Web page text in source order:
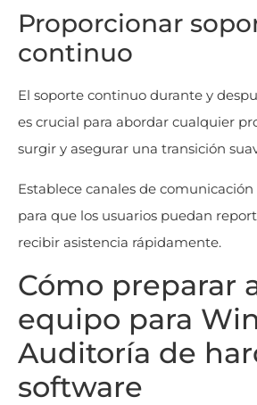
Proporcionar
continuo
El soporte continuo durante y
es crucial para abordar cualquier
surgir y asegurar una transición
Establece canales de comunicación
para que los usuarios puedan
recibir asistencia rápidamente.
Cómo preparar
equipo para
Auditoría de
software